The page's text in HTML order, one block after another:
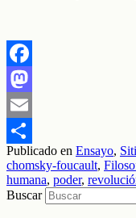
Facebook
Mastodon
Email
Compartir
Publicado en Ensayo,
chomsky-foucault,
humana, poder,
Buscar